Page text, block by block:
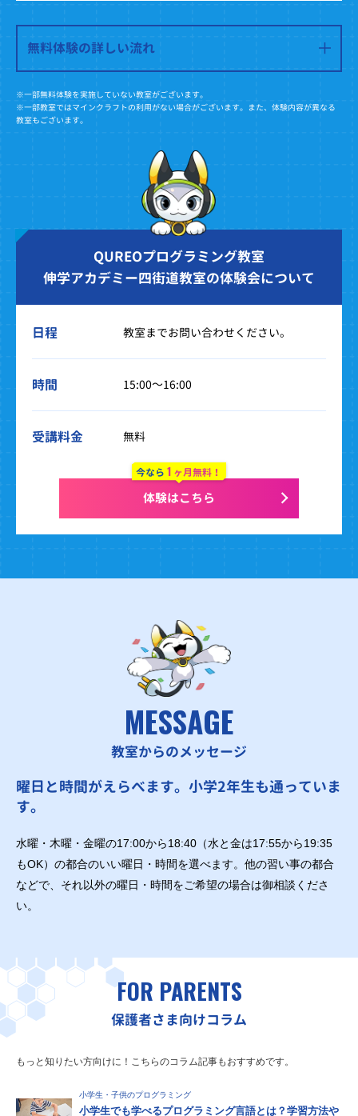
無料体験の詳しい流れ
※一部無料体験を実施していない教室がございます。
※一部教室ではマインクラフトの利用がない場合がございます。また、体験内容が異なる
教室もございます。
QUREOプログラミング教室
伸学アカデミー四街道教室の体験会について
日程 教室までお問い合わせください。
時間 15:00～16:00
受講料金 無料
今なら1 ヶ月無料！
体験はこちら
MESSAGE
教室からのメッセージ
曜日と時間がえらべます。小学2年生も通っていま
す。
水曜・木曜・金曜の17:00から18:40（水と金は17:55から19:35
もOK）の都合のいい曜日・時間を選べます。他の習い事の都合
などで、それ以外の曜日・時間をご希望の場合は御相談くださ
い。
FOR PARENTS
保護者さま向けコラム
もっと知りたい方向けに！こちらのコラム記事もおすすめです。
小学生・子供のプログラミング
小学生でも学べるプログラミング言語とは？学習方法や